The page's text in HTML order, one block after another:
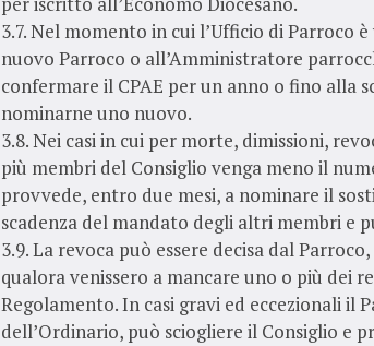
3.7. Nel momento in cui l’Ufficio di Parroco
nuovo Parroco o all’Amministratore
confermare il CPAE per un anno o fino alla
nominarne uno nuovo.
3.8. Nei casi in cui per morte, dimissioni,
più membri del Consiglio venga meno il
provvede, entro due mesi, a nominare il
scadenza del mandato degli altri membri e
3.9. La revoca può essere decisa dal
qualora venissero a mancare uno o più dei
Regolamento. In casi gravi ed eccezionali il
dell’Ordinario, può sciogliere il Consiglio e